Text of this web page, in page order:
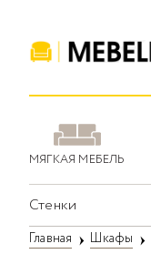
МЯГКАЯ МЕБЕЛЬ
Стенки
Главная Шкафы